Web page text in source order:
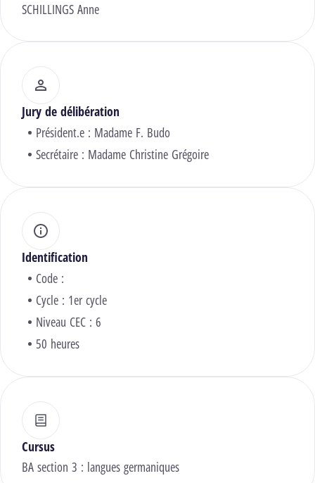
SCHILLINGS Anne
Jury de délibération
Président.e : Madame F. Budo
Secrétaire : Madame Christine Grégoire
Identification
Code :
Cycle : 1er cycle
Niveau CEC : 6
50 heures
Cursus
BA section 3 : langues germaniques